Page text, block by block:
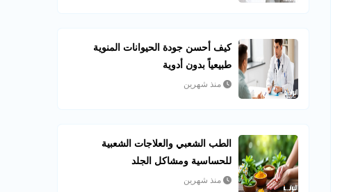
كيف أحسن جودة الحيوانات المنوية
طبيعياً بدون أدوية
منذ شهرين
الطب الشعبي والعلاجات الشعبية
للحساسية ومشاكل الجلد
منذ شهرين